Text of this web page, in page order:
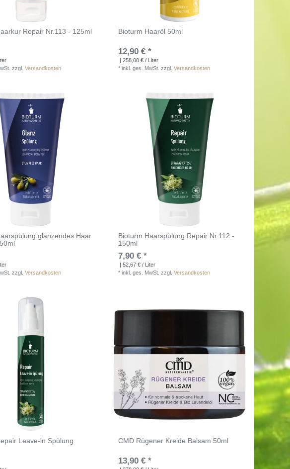
Repair Nr.113 - 125ml
zzgl.Versandkosten
Bioturm Haaröl 50ml
12,90 € *
| 258,00 € / Liter
*inkl. ges. MwSt. zzgl.Versandkosten
glänzendes Haar
zzgl.Versandkosten
Bioturm Haarspülung Repair Nr.112 -
150ml
7,90 € *
| 52,67 € / Liter
*inkl. ges. MwSt. zzgl.Versandkosten
Leave-in Spülung
CMD Rügener Kreide Balsam 50ml
13,90 € *